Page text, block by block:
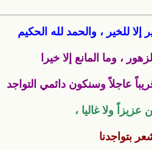
إلا للخير ، والحمد لله الحكيم
، وما المانع إلا خيرا
عاجلاً وسنكون دائمي التواجد
عزيزاً ولا غاليا ،
بتواجدنا